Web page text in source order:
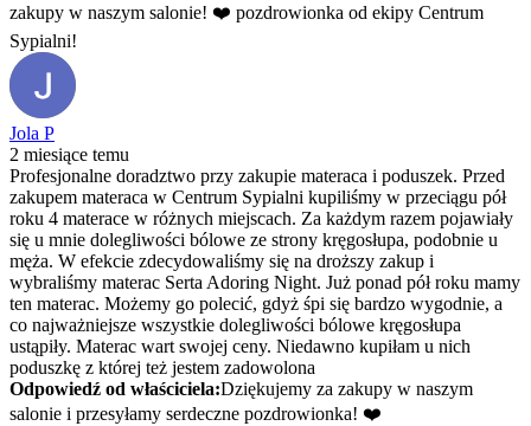
zakupy w naszym salonie! ❤️ pozdrowionka od ekipy Centrum
Sypialni!
Jola P
2 miesiące temu
Profesjonalne doradztwo przy zakupie materaca i poduszek. Przed
zakupem materaca w Centrum Sypialni kupiliśmy w przeciągu pół
roku 4 materace w różnych miejscach. Za każdym razem pojawiały
się u mnie dolegliwości bólowe ze strony kręgosłupa, podobnie u
męża. W efekcie zdecydowaliśmy się na droższy zakup i
wybraliśmy materac Serta Adoring Night. Już ponad pół roku mamy
ten materac. Możemy go polecić, gdyż śpi się bardzo wygodnie, a
co najważniejsze wszystkie dolegliwości bólowe kręgosłupa
ustąpiły. Materac wart swojej ceny. Niedawno kupiłam u nich
poduszkę z której też jestem zadowolona
Odpowiedź od właściciela:Dziękujemy za zakupy w naszym
salonie i przesyłamy serdeczne pozdrowionka! ❤️